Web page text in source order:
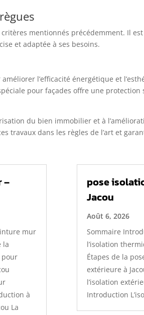
mentionnés précédemment. Il
et adaptée à ses besoins.
l’efficacité énergétique et
pour façades offre une
du bien immobilier et à
travaux dans les règles de l’art et
–
mur
la
pour
à
La
pose
Jacou
Août 6, 2026
Sommaire
l’isolation
Étapes de la
extérieure à
l’isolation
Introduction